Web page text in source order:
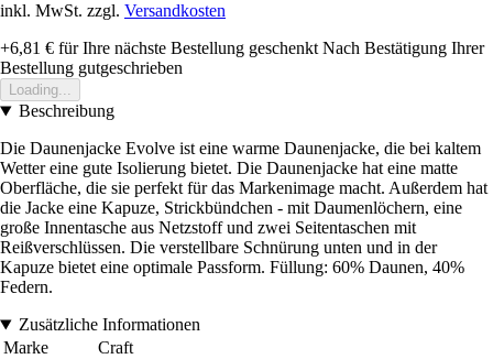
inkl. MwSt. zzgl. Versandkosten
+6,81 € für Ihre nächste Bestellung geschenkt Nach Bestätigung Ihrer
Bestellung gutgeschrieben
Loading...
Beschreibung
Die Daunenjacke Evolve ist eine warme Daunenjacke, die bei kaltem
Wetter eine gute Isolierung bietet. Die Daunenjacke hat eine matte
Oberfläche, die sie perfekt für das Markenimage macht. Außerdem hat
die Jacke eine Kapuze, Strickbündchen - mit Daumenlöchern, eine
große Innentasche aus Netzstoff und zwei Seitentaschen mit
Reißverschlüssen. Die verstellbare Schnürung unten und in der
Kapuze bietet eine optimale Passform. Füllung: 60% Daunen, 40%
Federn.
Zusätzliche Informationen
Marke
Craft